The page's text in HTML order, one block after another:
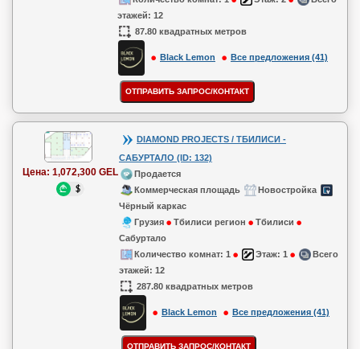
этажей: 12
87.80 квадратных метров
Black Lemon Все предложения (41)
Цена: 1,072,300 GEL
DIAMOND PROJECTS / ТБИЛИСИ -
САБУРТАЛО (ID: 132)
Продается
Коммерческая площадь
Новостройка
Чёрный каркас
Грузия
Тбилиси регион
Тбилиси
Сабуртало
Количество комнат: 1 Этаж: 1
Всего
этажей: 12
287.80 квадратных метров
Black Lemon Все предложения (41)